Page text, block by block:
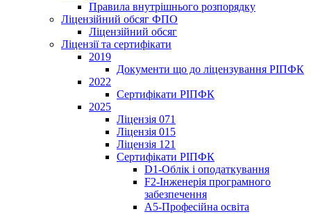
Правила внутрішнього розпорядку
Ліцензійний обсяг ФПО
Ліцензійний обсяг
Ліцензії та сертифікати
2019
Документи що до ліцензування РІПФК
2022
Сертифікати РІПФК
2025
Ліцензія 071
Ліцензія 015
Ліцензія 121
Сертифікати РІПФК
D1-Oблік і оподаткування
F2-Інженерія програмного
забезпечення
A5-Професійна освіта